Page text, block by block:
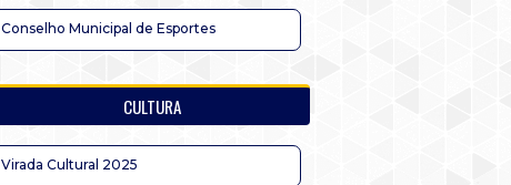
Conselho Municipal de Esportes
CULTURA
Virada Cultural 2025